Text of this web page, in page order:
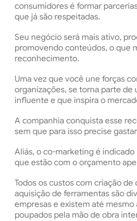
consumidores é formar
que já são respeitadas.
Seu negócio será mais ativo,
promovendo conteúdos, o que
reconhecimento.
Uma vez que você une forças
organizações, se torna parte de
influente e que inspira o
A companhia conquista esse
sem que para isso precise
Aliás, o co-marketing é indicado
que estão com o orçamento
Todos os custos com criação de
aquisição de ferramentas são
empresas e existem até mesmo
poupados pela mão de obra